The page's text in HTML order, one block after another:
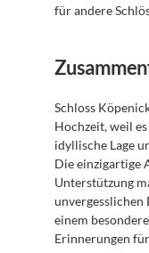
für andere
Schloss
Hochzeit, weil
idyllische Lage
Die einzigartige
Unterstützung
unvergesslichen
einem
Erinnerungen